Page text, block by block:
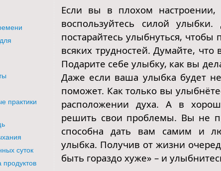
Если вы в плохом
воспользуйтесь силой
постарайтесь улыбнуться,
всяких трудностей. Думайте,
Подарите себе улыбку, как вы
Даже если ваша улыбка будет
поможет. Как только вы
расположении духа. А в
решить свои проблемы. Вы не
способна дать вам самим и
улыбка. Получив от жизни
быть гораздо хуже» – и
практики
суток
продуктов